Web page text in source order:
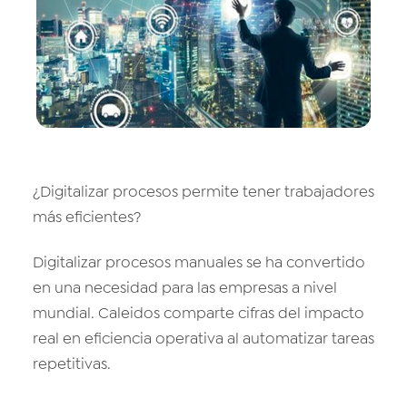
Vision AI
IoT
Cloud Native Apps
¿Digitalizar procesos permite tener trabajadores
más eficientes?
Digitalizar procesos manuales se ha convertido
en una necesidad para las empresas a nivel
mundial. Caleidos comparte cifras del impacto
real en eficiencia operativa al automatizar tareas
repetitivas.